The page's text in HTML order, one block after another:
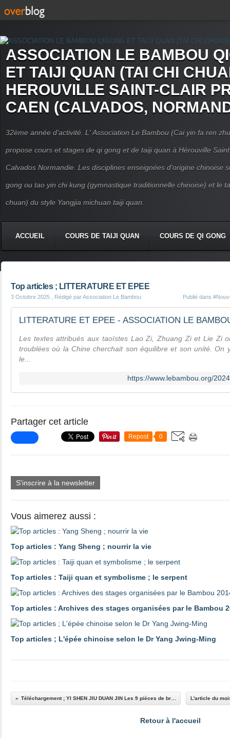
ASSOCIATION LE BAMBOU
ET TAIJI QUAN (TAI CHI
HEROUVILLE SAINT-CLAIR
CAEN (CALVADOS,
32ème année d'activité. L' Association Le Bambou (Cai yin fa ren
propose cours et stages de qi gong et de taiji quan à Hérouville
Calvados Normandie. Les disciplines enseignées d'origine chinoise
gong ou tao yin chi kung (gymnastique traditionnelle chinoise) et le
chuan) du style Yangjia michuan taiji quan.
ACCUEIL COURS DE TAIJI QUAN COURS DE QI GONG
Top articles ; LITTERATURE ET EPEE
3 Octobre 2025 , Rédigé par Association Le Bambou Publié dans
Les textes attribués aux taoïstes Lao Zi, Zhuang Zi et Lie Zi
troublées où la Chine cherchait son équilibre et son unité. On
le...
https://www.lebambou.org/
Partager cet article
Repost 0
S'inscrire à la newsletter
Vous aimerez aussi :
Top articles : Yang Sheng ; nourrir la vie
Top articles : Taiji quan et symbolisme ; le serpent
Top articles : Archives des stages organisées par le Bambou
Top articles ; L'épée chinoise selon le Dr Yang Jwing-Ming
Retour à l'accueil